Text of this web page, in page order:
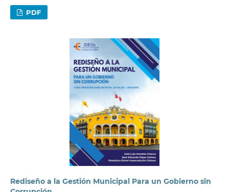
PDF
Rediseño a la Gestión Municipal Para un Gobierno sin